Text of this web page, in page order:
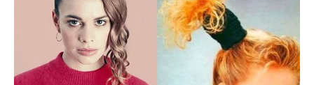
Deutschlandweit Veranstaltung kostenlos
eintragen: